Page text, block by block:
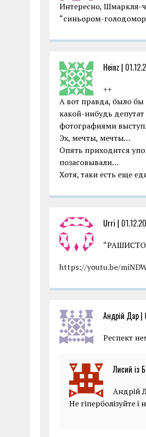
Интересно, Шмаркля-
“синьором-
Heinz |
++
А вот правда, было бы
какой-нибудь
фотографиями
Эх, мечты, мечты…
Опять приходится
позасовывали…
Хотя, таки есть еще
Urri |
https://youtu.be/
Андрій Дар |
Респект
Лисий із
Андрій
Не гіперболізуйте